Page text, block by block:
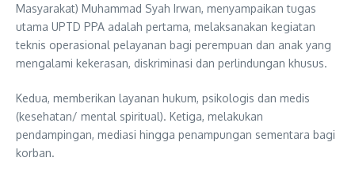
Masyarakat) Muhammad Syah Irwan, menyampaikan tugas
utama UPTD PPA adalah pertama, melaksanakan kegiatan
teknis operasional pelayanan bagi perempuan dan anak yang
mengalami kekerasan, diskriminasi dan perlindungan khusus.
Kedua, memberikan layanan hukum, psikologis dan medis
(kesehatan/ mental spiritual). Ketiga, melakukan
pendampingan, mediasi hingga penampungan sementara bagi
korban.